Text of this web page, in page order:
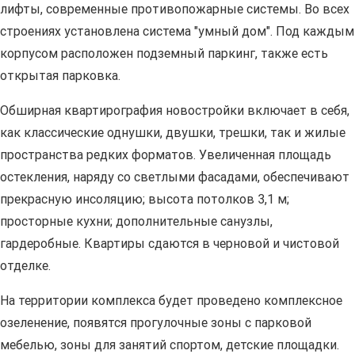
лифты, современные противопожарные системы. Во всех
строениях установлена система "умный дом". Под каждым
корпусом расположен подземный паркинг, также есть
открытая парковка.
Обширная квартирография новостройки включает в себя,
как классические однушки, двушки, трешки, так и жилые
пространства редких форматов. Увеличенная площадь
остекления, наряду со светлыми фасадами, обеспечивают
прекрасную инсоляцию; высота потолков 3,1 м;
просторные кухни; дополнительные санузлы,
гардеробные. Квартиры сдаются в черновой и чистовой
отделке.
На территории комплекса будет проведено комплексное
озеленение, появятся прогулочные зоны с парковой
мебелью, зоны для занятий спортом, детские площадки.